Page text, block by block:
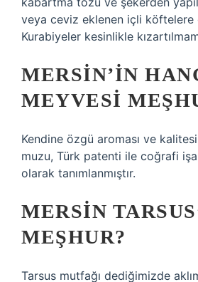
veya ceviz eklenen içli köftelere
Kurabiyeler kesinlikle
MERSIN’IN
MEYVESI
Kendine özgü aroması ve
muzu, Türk patenti ile coğrafi
olarak tanımlanmıştır.
MERSIN
MEŞHUR?
Tarsus mutfağı dediğimizde